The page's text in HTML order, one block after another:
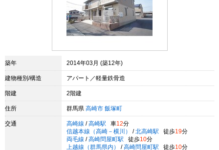
築年 2014年03月 (築12年)
建物種別/構造 アパート／軽量鉄骨造
階建 2階建
住所 群馬県 高崎市 飯塚町
交通 高崎線 / 高崎駅 車12分
信越本線（高崎－横川）
/ 北高崎駅 徒歩19分
両毛線 / 高崎問屋町駅 徒歩10分
上越線（群馬県内）
/ 高崎問屋町駅 徒歩10分